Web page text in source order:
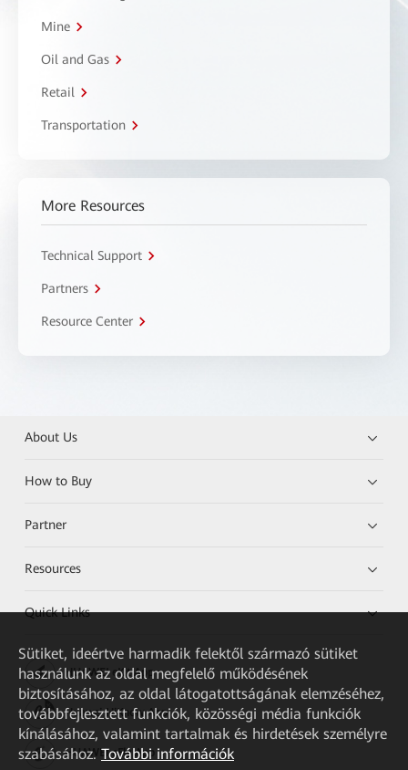
Mine
Oil and Gas
Retail
Transportation
More Resources
Technical Support
Partners
Resource Center
About Us
How to Buy
Partner
Resources
Quick Links
HUAWEI eKit App
Huawei HiKnow App
HUAWEI eFly App
Sütiket, ideértve harmadik felektől származó sütiket
használunk az oldal megfelelő működésének
biztosításához, az oldal látogatottságának elemzéséhez,
továbbfejlesztett funkciók, közösségi média funkciók
kínálásához, valamint tartalmak és hirdetések személyre
szabásához. További információk